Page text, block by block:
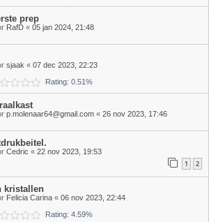
prep
RafD « 05 jan 2024, 21:48
sjaak « 07 dec 2023, 22:23
Rating: 0.51%
p.molenaar64@gmail.com « 26 nov 2023, 17:46
Cedric « 22 nov 2023, 19:53
1 2
kristallen
Felicia Carina « 06 nov 2023, 22:44
Rating: 4.59%